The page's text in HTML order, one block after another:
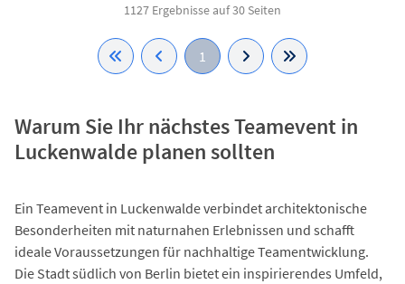
1127 Ergebnisse auf 30 Seiten
1
Warum Sie Ihr nächstes Teamevent in
Luckenwalde planen sollten
Ein Teamevent in Luckenwalde verbindet architektonische
Besonderheiten mit naturnahen Erlebnissen und schafft
ideale Voraussetzungen für nachhaltige Teamentwicklung.
Die Stadt südlich von Berlin bietet ein inspirierendes Umfeld,